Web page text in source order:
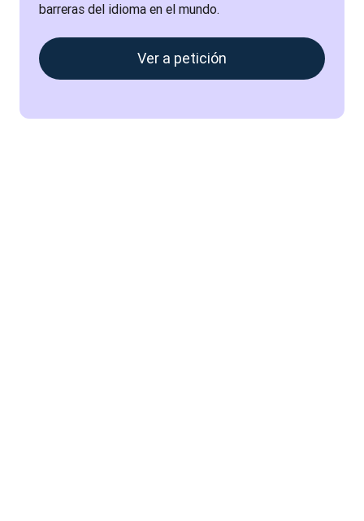
barreras del idioma en el mundo.
Ver a petición